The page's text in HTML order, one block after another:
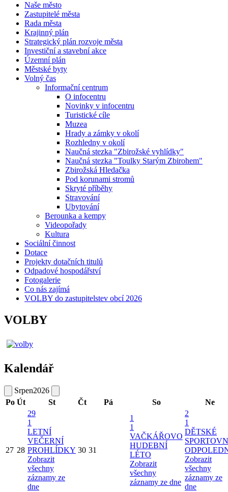
Naše město
Zastupitelé města
Rada města
Krajinný plán
Strategický plán rozvoje města
Investiční a stavební akce
Územní plán
Městské byty
Volný čas
Informační centrum
O infocentru
Novinky v infocentru
Turistické cíle
Muzea
Hrady a zámky v okolí
Rozhledny v okolí
Naučná stezka "Zbirožské vyhlídky"
Naučná stezka "Toulky Starým Zbirohem"
Zbirožská Hledačka
Pod korunami stromů
Skryté příběhy
Stravování
Ubytování
Berounka a kempy
Videopořady
Kultura
Sociální činnost
Dotace
Projekty dotačních titulů
Odpadové hospodářství
Fotogalerie
Co nás zajímá
VOLBY do zastupitelstev obcí 2026
VOLBY
Kalendář
Srpen2026
Po Út St Čt Pá So Ne
27 28
29
1
LETNÍ
VEČERNÍ
PROHLÍDKY
Zobrazit
všechny
záznamy ze
dne
30 31
1
1
VAČKÁŘOVO
HUDEBNÍ
LÉTO
Zobrazit
všechny
záznamy ze dne
2
1
DĚTSKÉ
Zobrazit
všechny
záznamy ze
dne